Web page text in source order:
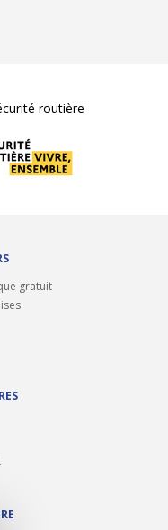
le bandeau des
routière
gratuit